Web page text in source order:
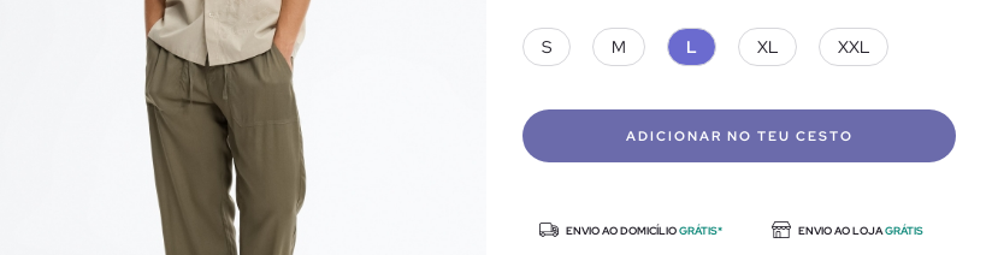
S M L XL XXL
ADICIONAR NO TEU CESTO
ENVIO AO DOMICÍLIOGRÁTIS* ENVIO AO LOJAGRÁTIS